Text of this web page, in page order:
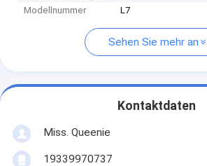
Modellnummer
L7
Sehen Sie mehr an
Kontaktdaten
Miss. Queenie
19339970737